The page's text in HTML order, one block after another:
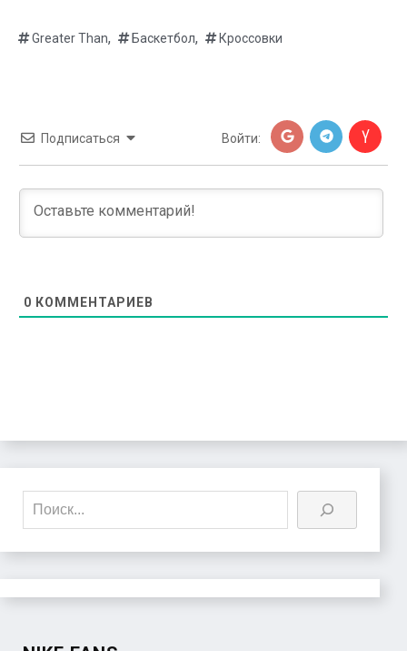
Greater Than, Баскетбол, Кроссовки
Подписаться Войти:
0 КОММЕНТАРИЕВ
Поиск